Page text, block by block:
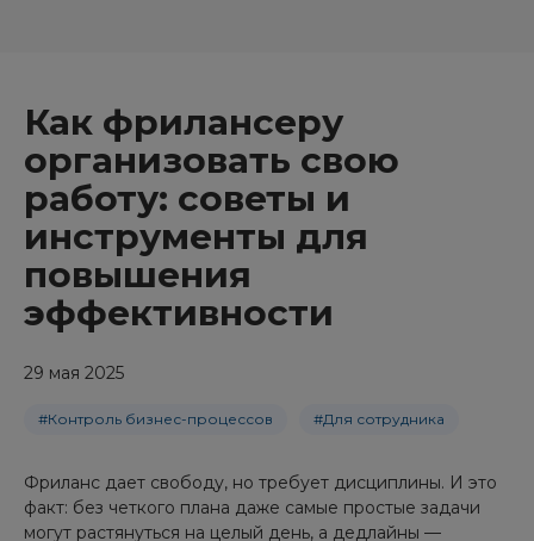
Как фрилансеру
организовать свою
работу: советы и
инструменты для
повышения
эффективности
29 мая 2025
#Контроль бизнес-процессов #Для сотрудника
Фриланс дает свободу, но требует дисциплины. И это
факт: без четкого плана даже самые простые задачи
могут растянуться на целый день, а дедлайны —